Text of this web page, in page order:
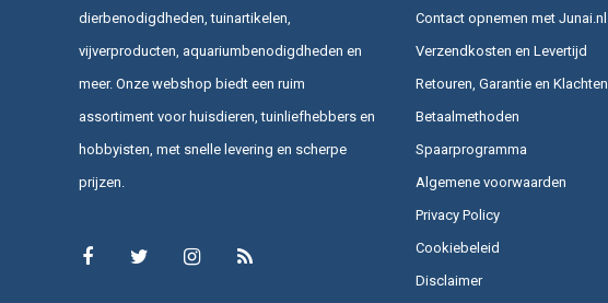
dierbenodigdheden, tuinartikelen,
vijverproducten, aquariumbenodigdheden en
meer. Onze webshop biedt een ruim
assortiment voor huisdieren, tuinliefhebbers en
hobbyisten, met snelle levering en scherpe
prijzen.
Contact opnemen met Junai.nl
Verzendkosten en Levertijd
Retouren, Garantie en Klachten
Betaalmethoden
Spaarprogramma
Algemene voorwaarden
Privacy Policy
Cookiebeleid
Disclaimer